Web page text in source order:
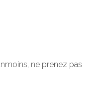
ne prenez pas